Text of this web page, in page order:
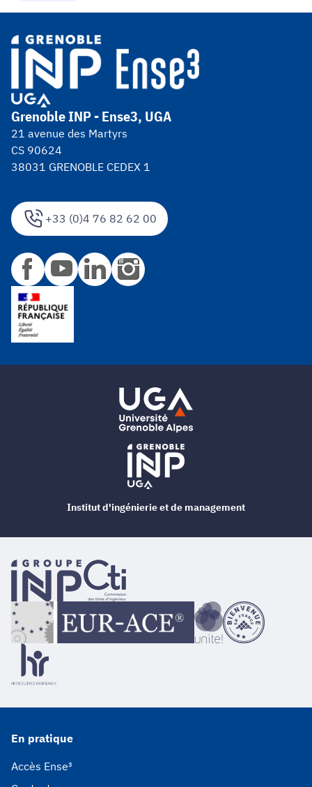
+33 (0)4 76 82 62 00
Grenoble INP - Ense3, UGA
21 avenue des Martyrs
CS 90624
38031 GRENOBLE CEDEX 1
En pratique
Accès Ense³
Institut d'ingénierie et de management